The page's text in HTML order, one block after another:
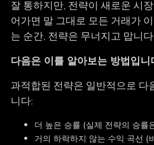
잘 통하지만, 전략이 새로운 시
어가면 말 그대로 모든 거래가
는 순간, 전략은 무너지고 맙니
다음은 이를 알아보는 방법입니
과적합된 전략은 일반적으로 다
니다:
더 높은 승률 (실제 전략의 승
거의 하락하지 않는 수익 곡선 (